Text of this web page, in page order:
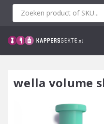
Spring
wella volume